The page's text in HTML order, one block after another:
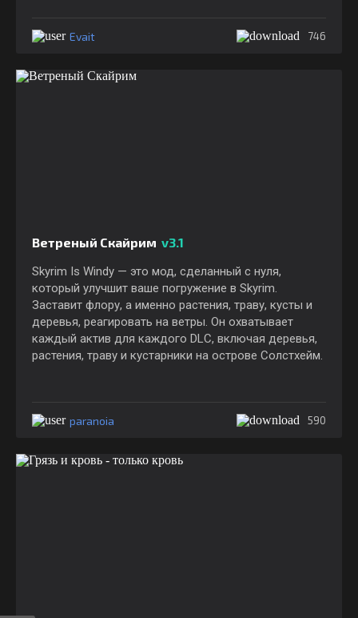
Evait 746
Ветреный Скайрим v3.1
Skyrim Is Windy — это мод, сделанный с нуля,
который улучшит ваше погружение в Skyrim.
Заставит флору, а именно растения, траву, кусты и
деревья, реагировать на ветры. Он охватывает
каждый актив для каждого DLC, включая деревья,
растения, траву и кустарники на острове Солстхейм.
paranoia 590